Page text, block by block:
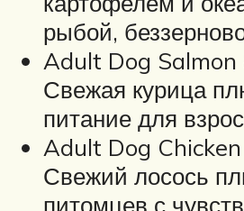
рыбой,
Adult Dog Salmon
Свежая курица
питание для
Adult Dog Chicken
Свежий лосось
питомцев с